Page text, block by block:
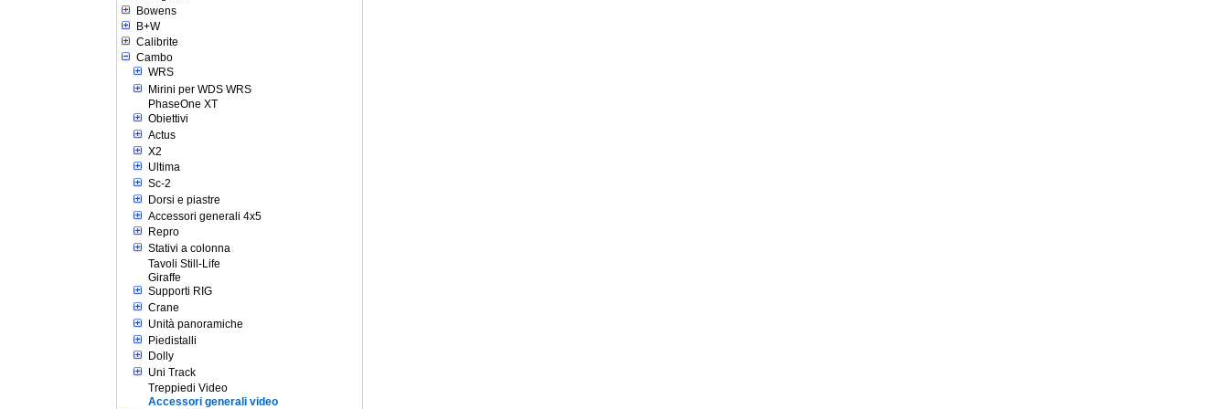
Bowens
B+W
Calibrite
Cambo
WRS
Mirini per WDS WRS
PhaseOne XT
Obiettivi
Actus
X2
Ultima
Sc-2
Dorsi e piastre
Accessori generali 4x5
Repro
Stativi a colonna
Tavoli Still-Life
Giraffe
Supporti RIG
Crane
Unità panoramiche
Piedistalli
Dolly
Uni Track
Treppiedi Video
Accessori generali video